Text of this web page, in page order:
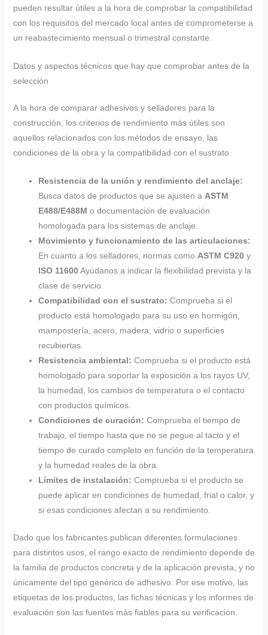
pueden resultar útiles a la hora de comprobar la compatibilidad
con los requisitos del mercado local antes de comprometerse a
un reabastecimiento mensual o trimestral constante.
Datos y aspectos técnicos que hay que comprobar antes de la
selección
A la hora de comparar adhesivos y selladores para la
construcción, los criterios de rendimiento más útiles son
aquellos relacionados con los métodos de ensayo, las
condiciones de la obra y la compatibilidad con el sustrato.
Resistencia de la unión y rendimiento del anclaje:
Busca datos de productos que se ajusten a ASTM
E488/E488M o documentación de evaluación
homologada para los sistemas de anclaje.
Movimiento y funcionamiento de las articulaciones:
En cuanto a los selladores, normas como ASTM C920y
ISO 11600Ayúdanos a indicar la flexibilidad prevista y la
clase de servicio.
Compatibilidad con el sustrato: Comprueba si el
producto está homologado para su uso en hormigón,
mampostería, acero, madera, vidrio o superficies
recubiertas.
Resistencia ambiental: Comprueba si el producto está
homologado para soportar la exposición a los rayos UV,
la humedad, los cambios de temperatura o el contacto
con productos químicos.
Condiciones de curación: Comprueba el tiempo de
trabajo, el tiempo hasta que no se pegue al tacto y el
tiempo de curado completo en función de la temperatura
y la humedad reales de la obra.
Límites de instalación: Comprueba si el producto se
puede aplicar en condiciones de humedad, frial o calor, y
si esas condiciones afectan a su rendimiento.
Dado que los fabricantes publican diferentes formulaciones
para distintos usos, el rango exacto de rendimiento depende de
la familia de productos concreta y de la aplicación prevista, y no
únicamente del tipo genérico de adhesivo. Por ese motivo, las
etiquetas de los productos, las fichas técnicas y los informes de
evaluación son las fuentes más fiables para su verificación.